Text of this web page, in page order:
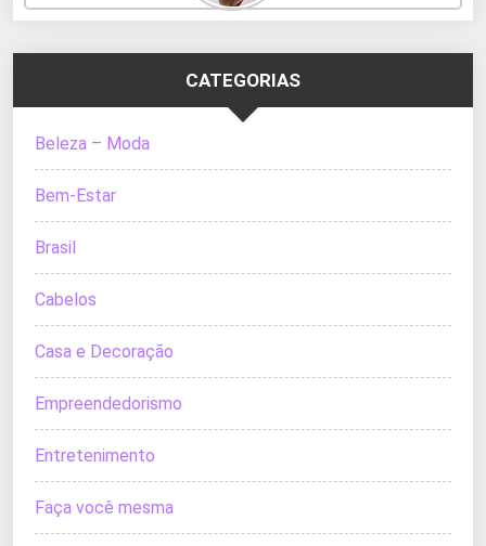
CATEGORIAS
Beleza – Moda
Bem-Estar
Brasil
Cabelos
Casa e Decoração
Empreendedorismo
Entretenimento
Faça você mesma